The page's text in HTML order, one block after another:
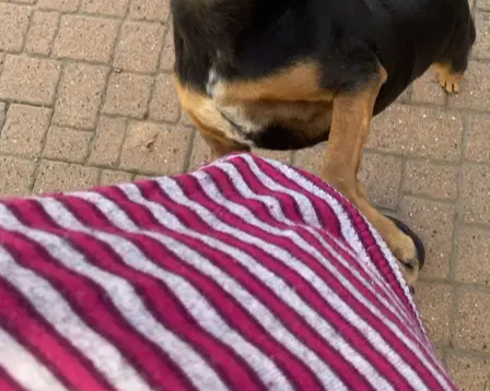
5.Fabiana Bottari
5,0·7 recensioni
Torino, 10139
a 1,5 km di distanza
15 €da
Si è preso cura di